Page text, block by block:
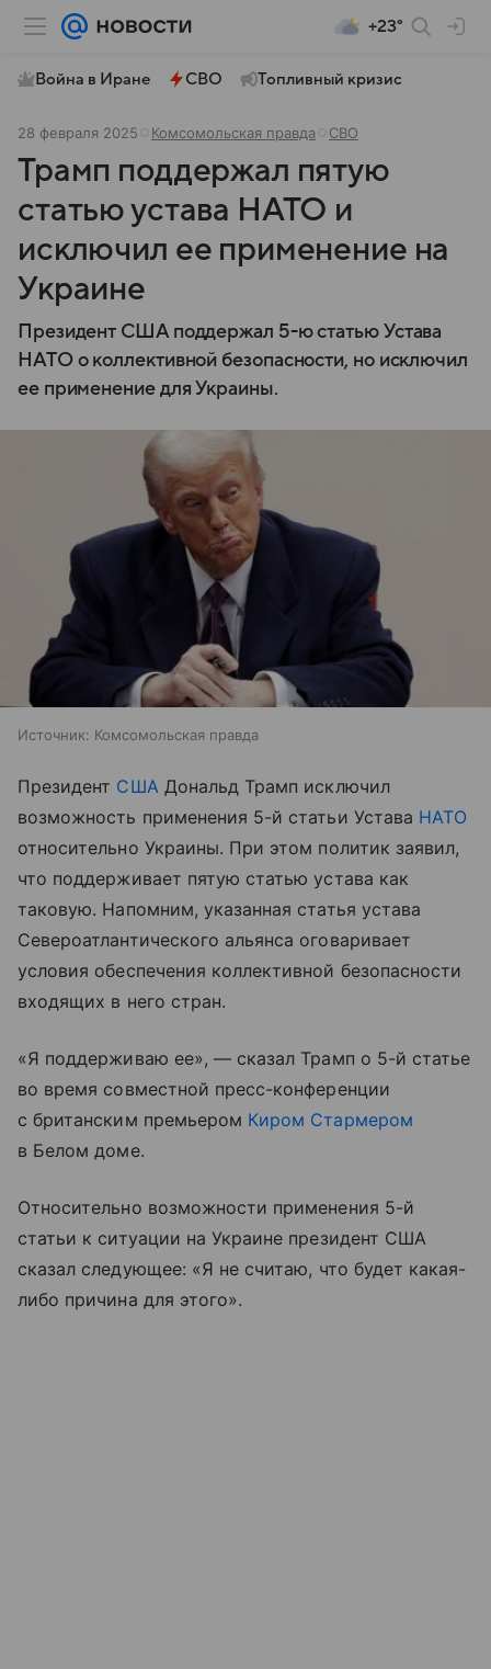
+23°
Война в Иране СВО Топливный кризис
28 февраля 2025 Комсомольская правда СВО
Трамп поддержал пятую
статью устава НАТО и
исключил ее применение на
Украине
Президент США поддержал 5-ю статью Устава
НАТО о коллективной безопасности, но исключил
ее применение для Украины.
Источник: Комсомольская правда
Президент США Дональд Трамп исключил
возможность применения 5-й статьи Устава НАТО
относительно Украины. При этом политик заявил,
что поддерживает пятую статью устава как
таковую. Напомним, указанная статья устава
Североатлантического альянса оговаривает
условия обеспечения коллективной безопасности
входящих в него стран.
«Я поддерживаю ее», — сказал Трамп о 5-й статье
во время совместной пресс-конференции
с британским премьером Киром Стармером
в Белом доме.
Относительно возможности применения 5-й
статьи к ситуации на Украине президент США
сказал следующее: «Я не считаю, что будет какая-
либо причина для этого».